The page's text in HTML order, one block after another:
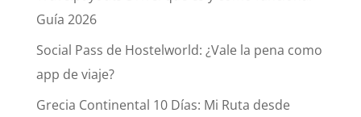
Guía 2026
Social Pass de Hostelworld: ¿Vale la pena como
app de viaje?
Grecia Continental 10 Días: Mi Ruta desde